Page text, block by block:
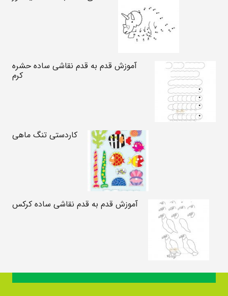
آموزش قدم به قدم نقاشی ساده حشره
کرم
کاردستی تنگ ماهی
آموزش قدم به قدم نقاشی ساده کرکس